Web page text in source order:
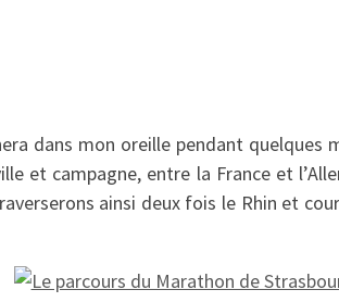
dans mon oreille pendant quelques
et campagne, entre la France et
ainsi deux fois le Rhin et